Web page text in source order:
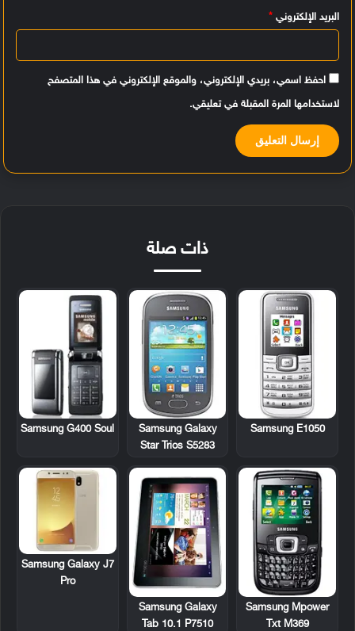
البريد الإلكتروني *
احفظ اسمي، بريدي الإلكتروني، والموقع الإلكتروني في هذا المتصفح
لاستخدامها المرة المقبلة في تعليقي.
ذات صلة
Samsung E1050
Samsung Galaxy
Star Trios S5283
Samsung G400 Soul
Samsung Mpower
Txt M369
Samsung Galaxy
Tab 10.1 P7510
Samsung Galaxy J7
Pro